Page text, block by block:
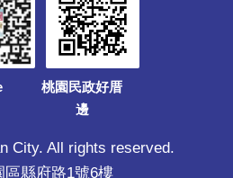
桃園民政好厝
邊
City. All rights reserved.
區縣府路1號6樓